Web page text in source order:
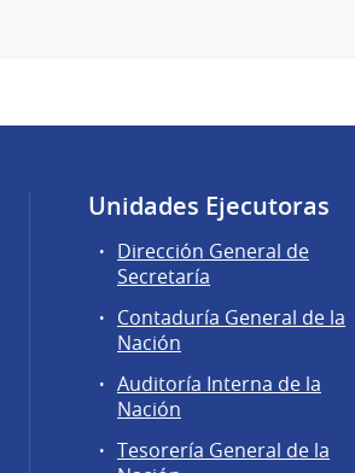
Unidades Ejecutoras
Dirección General de
Secretaría
Contaduría General de la
Nación
Auditoría Interna de la
Nación
Tesorería General de la